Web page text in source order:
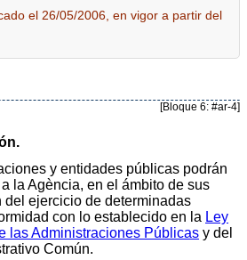
el 26/05/2006, en vigor a partir del
[Bloque 6: #ar-4]
y entidades públicas podrán
la Agència, en el ámbito de sus
ejercicio de determinadas
con lo establecido en la Ley
las Administraciones Públicas y del
Común.